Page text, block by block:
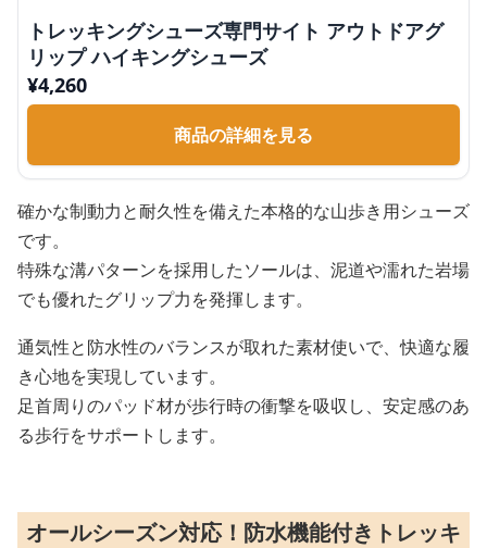
トレッキングシューズ専門サイト アウトドアグ
リップ ハイキングシューズ
¥4,260
商品の詳細を見る
確かな制動力と耐久性を備えた本格的な山歩き用シューズ
です。
特殊な溝パターンを採用したソールは、泥道や濡れた岩場
でも優れたグリップ力を発揮します。
通気性と防水性のバランスが取れた素材使いで、快適な履
き心地を実現しています。
足首周りのパッド材が歩行時の衝撃を吸収し、安定感のあ
る歩行をサポートします。
オールシーズン対応！防水機能付きトレッキ